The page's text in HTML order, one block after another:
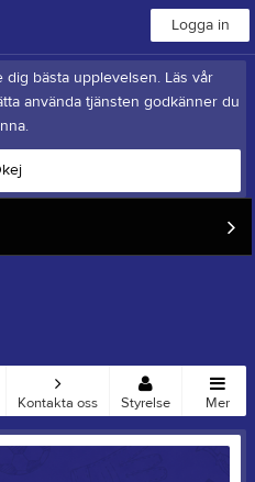
Logga in
bästa upplevelsen. Läs vår
använda tjänsten godkänner du
Kontakta oss Styrelse Mer